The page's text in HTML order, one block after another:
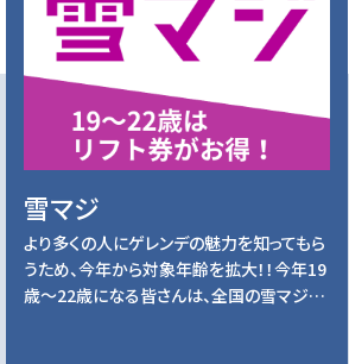
雪マジ
より多くの人にゲレンデの魅力を知ってもら
うため、今年から対象年齢を拡大！！今年19
歳～22歳になる皆さんは、全国の雪マジ…